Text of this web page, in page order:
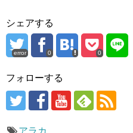
シェアする
error 0 0
フォローする
アラカ